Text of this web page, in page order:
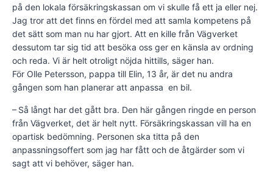
på den lokala försäkringskassan om vi skulle få ett ja eller nej.
Jag tror att det finns en fördel med att samla kompetens på
det sätt som man nu har gjort. Att en kille från Vägverket
dessutom tar sig tid att besöka oss ger en känsla av ordning
och reda. Vi är helt otroligt nöjda hittills, säger han.
För Olle Petersson, pappa till Elin, 13 år, är det nu andra
gången som han planerar att anpassa en bil.
– Så långt har det gått bra. Den här gången ringde en person
från Vägverket, det är helt nytt. Försäkringskassan vill ha en
opartisk bedömning. Personen ska titta på den
anpassningsoffert som jag har fått och de åtgärder som vi
sagt att vi behöver, säger han.